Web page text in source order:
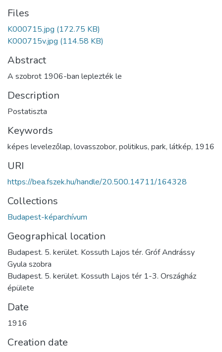
Files
K000715.jpg (172.75 KB)
K000715v.jpg (114.58 KB)
Abstract
A szobrot 1906-ban leplezték le
Description
Postatiszta
Keywords
képes levelezőlap, lovasszobor, politikus, park, látkép, 1916
URI
https://bea.fszek.hu/handle/20.500.14711/164328
Collections
Budapest-képarchívum
Geographical location
Budapest. 5. kerület. Kossuth Lajos tér. Gróf Andrássy
Gyula szobra
Budapest. 5. kerület. Kossuth Lajos tér 1-3. Országház
épülete
Date
1916
Creation date